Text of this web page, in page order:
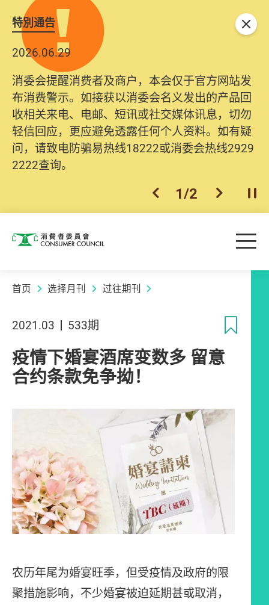
特別通告
2026.06.29
消委会提醒消费者及商户，本会仅于官方网站发
布消费警示。如接获以消委会名义发出的产品回
收相关来电、电邮、短讯或社交媒体讯息，切勿
轻信回应，更应避免透露任何个人资料。如有疑
问，请致电防骗易热线18222或消委会热线2929
2222查询。
上一个
1/2 下一个开
关闭
消费者委员会 目
首页 选择月刊 过往期刊
2021.03 533期
疫情下婚宴酒席变数多 留意
合约条款免争拗！
农历年尾为婚宴旺季，但受疫情及政府的限
聚措施影响，不少婚宴被迫延期甚或取消，